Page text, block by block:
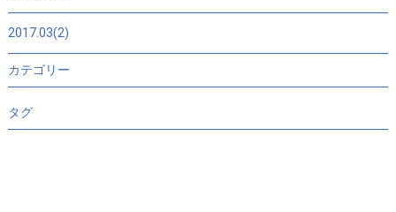
2017.03(2)
カテゴリー
タグ